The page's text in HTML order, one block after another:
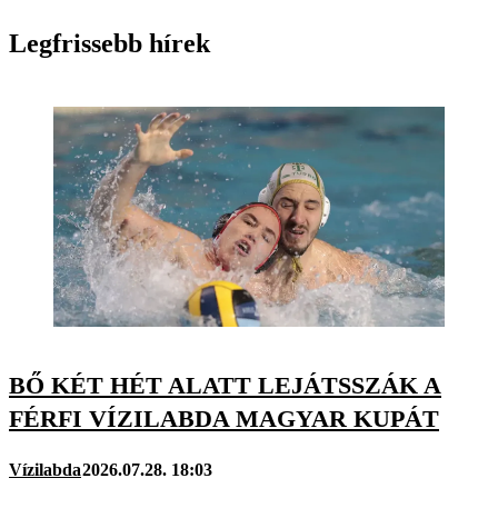
Legfrissebb hírek
BŐ KÉT HÉT ALATT LEJÁTSSZÁK A
FÉRFI VÍZILABDA MAGYAR KUPÁT
Vízilabda2026.07.28. 18:03